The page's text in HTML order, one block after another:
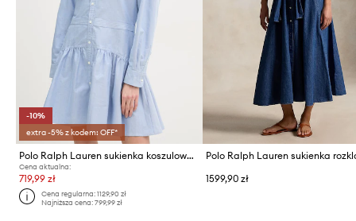
-10%
extra -5% z kodem: OFF*
Polo Ralph Lauren sukienka koszulowa bawełniana
Cena aktualna:
719,99 zł
Cena regularna:1129,90 zł
Najniższa cena:799,99 zł
1599,90 zł